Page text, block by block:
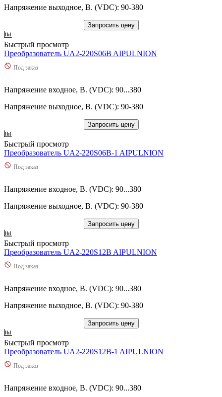
Напряжение выходное, В. (VDC): 90-380
Запросить цену
Быстрый просмотр
Преобразователь UA2-220S06B AIPULNION
Под заказ
Напряжение входное, В. (VDC): 90...380
Напряжение выходное, В. (VDC): 90-380
Запросить цену
Быстрый просмотр
Преобразователь UA2-220S06B-1 AIPULNION
Под заказ
Напряжение входное, В. (VDC): 90...380
Напряжение выходное, В. (VDC): 90-380
Запросить цену
Быстрый просмотр
Преобразователь UA2-220S12B AIPULNION
Под заказ
Напряжение входное, В. (VDC): 90...380
Напряжение выходное, В. (VDC): 90-380
Запросить цену
Быстрый просмотр
Преобразователь UA2-220S12B-1 AIPULNION
Под заказ
Напряжение входное, В. (VDC): 90...380